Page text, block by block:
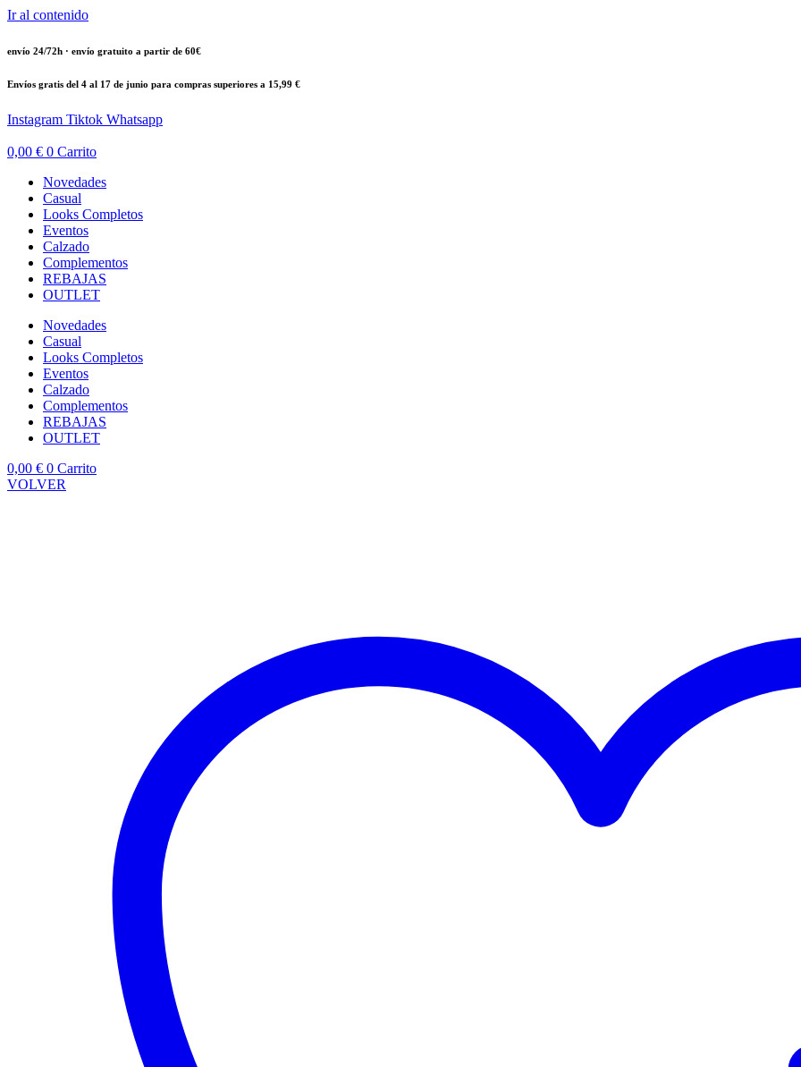
Ir al contenido
envío 24/72h · envío gratuito a partir de 60€
Envíos gratis del 4 al 17 de junio para compras superiores a 15,99 €
Instagram Tiktok Whatsapp
0,00 € 0 Carrito
Novedades
Casual
Looks Completos
Eventos
Calzado
Complementos
REBAJAS
OUTLET
Novedades
Casual
Looks Completos
Eventos
Calzado
Complementos
REBAJAS
OUTLET
0,00 € 0 Carrito
VOLVER